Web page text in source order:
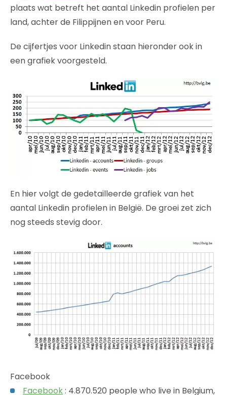
plaats wat betreft het aantal Linkedin profielen per
land, achter de Filippijnen en voor Peru.
De cijfertjes voor Linkedin staan hieronder ook in
een grafiek voorgesteld.
En hier volgt de gedetailleerde grafiek van het
aantal Linkedin profielen in België. De groei zet zich
nog steeds stevig door.
Facebook
Facebook: 4.870.520 people who live in Belgium,